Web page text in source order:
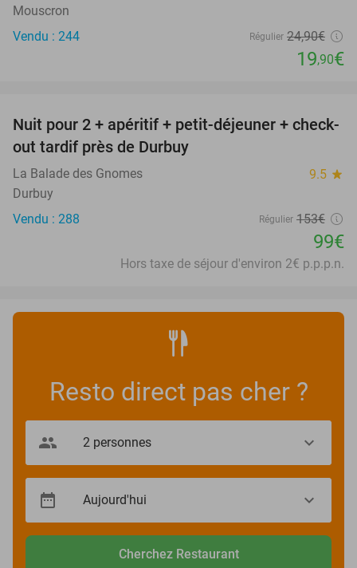
Mouscron
Vendu : 244
Régulier 24,90€
19,90€
35%
Nuit pour 2 + apéritif + petit-déjeuner + check-
out tardif près de Durbuy
La Balade des Gnomes 9.5 star
Durbuy
Vendu : 288
Régulier 153€
99€
Hors taxe de séjour d'environ 2€ p.p.p.n.
Resto direct pas cher ?
Cherchez Restaurant